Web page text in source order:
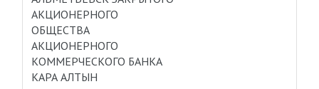
АКЦИОНЕРНОГО
ОБЩЕСТВА
АКЦИОНЕРНОГО
КОММЕРЧЕСКОГО БАНКА
КАРА АЛТЫН